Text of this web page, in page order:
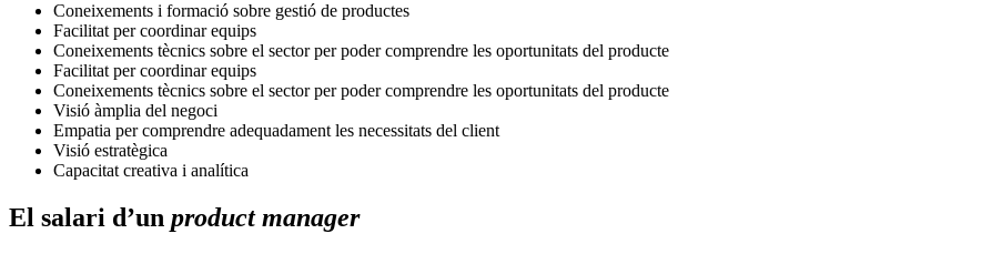
Coneixements i formació sobre gestió de productes
Facilitat per coordinar equips
Coneixements tècnics sobre el sector per poder comprendre les oportunitats del producte
Facilitat per coordinar equips
Coneixements tècnics sobre el sector per poder comprendre les oportunitats del producte
Visió àmplia del negoci
Empatia per comprendre adequadament les necessitats del client
Visió estratègica
Capacitat creativa i analítica
El salari d’un product manager